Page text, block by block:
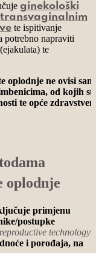
ginekološki
te ispitivanje
potrebno napraviti
te
oplodnje ne ovisi
od kojih su
te opće
oplodnje
primjenu
postupke
technology
i porođaja, na